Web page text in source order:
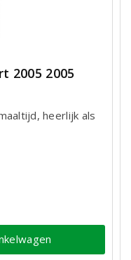
2005 2005
heerlijk als